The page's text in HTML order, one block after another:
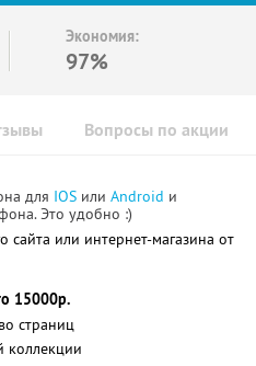
Экономия:
97%
Вопросы по акции
для IOS или Android и
Это удобно :)
сайта или интернет-магазина от
15000р.
страниц
коллекции